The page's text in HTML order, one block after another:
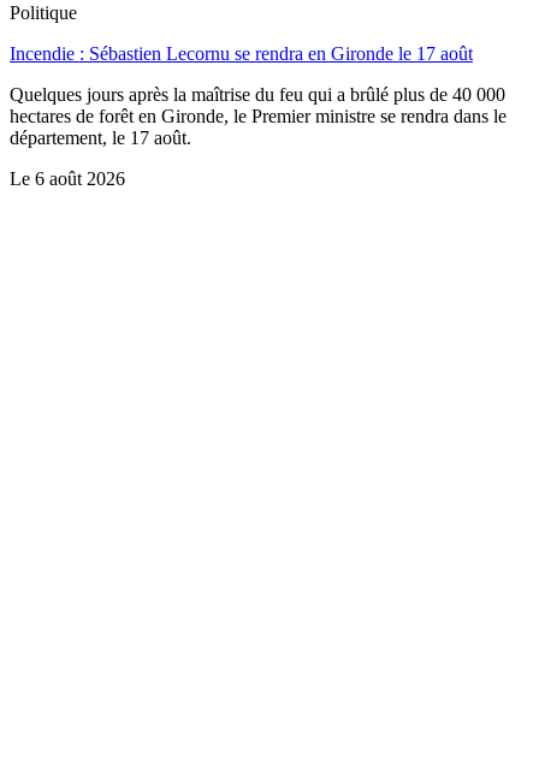
Politique
Incendie : Sébastien Lecornu se rendra en Gironde le 17 août
Quelques jours après la maîtrise du feu qui a brûlé plus de 40 000
hectares de forêt en Gironde, le Premier ministre se rendra dans le
département, le 17 août.
Le 6 août 2026